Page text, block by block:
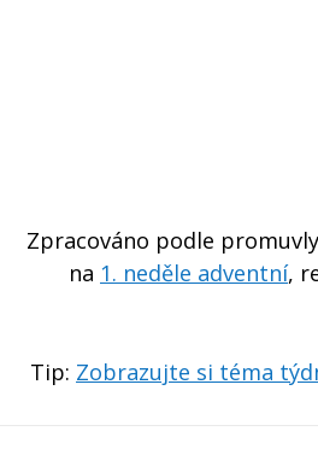
Zpracováno podle
na 1. neděle adventní,
Tip: Zobrazujte si téma